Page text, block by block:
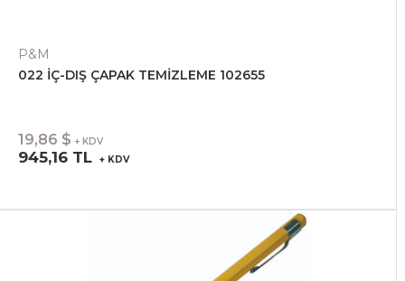
P&M
022 İÇ-DIŞ ÇAPAK TEMİZLEME 102655
945,16 TL + KDV
19,86 $ + KDV